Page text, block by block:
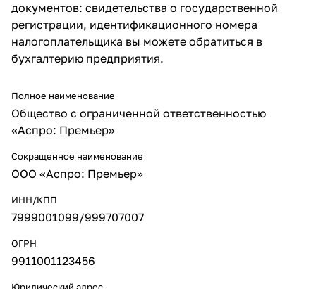
документов: свидетельства о государственной
регистрации, идентификационного номера
налогоплательщика вы можете обратиться в
бухгалтерию предприятия.
Полное наименование
Общество с ограниченной ответственностью
«Аспро: Премьер»
Сокращенное наименование
ООО «Аспро: Премьер»
ИНН/КПП
7999001099/999707007
ОГРН
9911001123456